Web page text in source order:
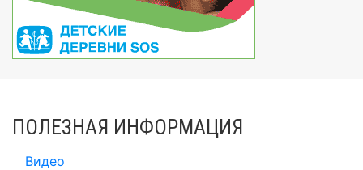
ПОЛЕЗНАЯ ИНФОРМАЦИЯ
Видео